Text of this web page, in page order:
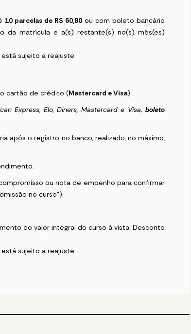
10 parcelas de R$ 60,80 ou com boleto bancário
da matrícula e a(s) restante(s) no(s) mês(es)
sujeito a reajuste.
cartão de crédito (Mastercard e Visa).
Express, Elo, Diners, Mastercard e Visa;boleto
após o registro no banco, realizado, no máximo,
ou nota de empenho para confirmar
no curso").
do valor integral do curso à vista. Desconto
sujeito a reajuste.